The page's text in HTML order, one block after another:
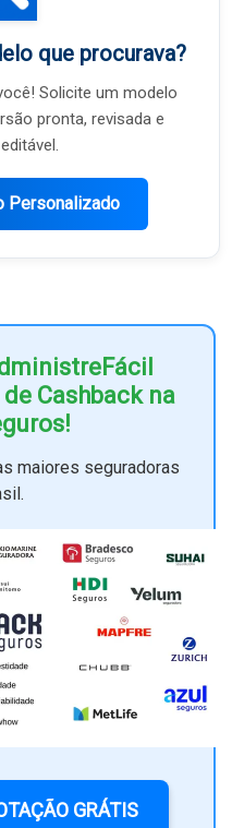
que procurava?
Solicite um modelo
pronta, revisada e
Personalizado
Cashback na
maiores seguradoras
GRÁTIS